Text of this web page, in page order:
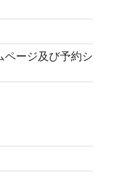
ページ及び予約シ